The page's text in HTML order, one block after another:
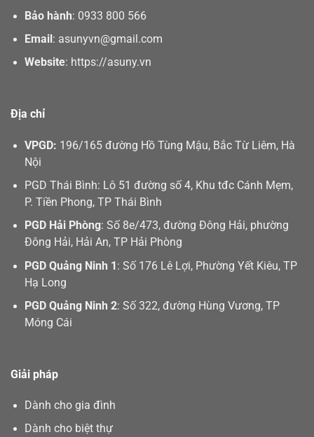
Bảo hành: 0933 800 566
Email : asunyvn@gmail.com
Website: https://asuny.vn
Địa chỉ
VPGD: 196/165 đường Hồ Tùng Mậu, Bắc Từ Liêm, Hà
Nội
PGD Thái Bình: Lô 51 đường số 4, Khu tđc Cánh Mẹm,
P. Tiền Phong, TP Thái Bình
PGD Hải Phòng: Số 8e/473, đường Đông Hải, phường
Đông Hải, Hải An, TP Hải Phòng
PGD Quảng Ninh 1 : Số 176 Lê Lợi, Phường Yết Kiêu, TP
Hạ Long
PGD Quảng Ninh 2: Số 322, đường Hùng Vương, TP
Móng Cái
Giải pháp
Dành cho gia đình
Dành cho biệt thự